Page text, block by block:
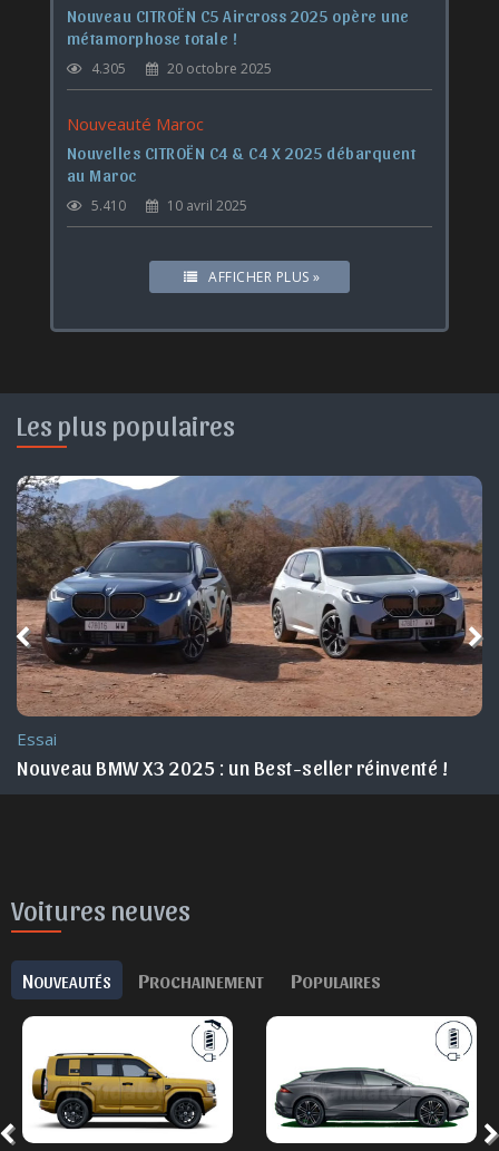
Nouveau CITROËN C5 Aircross 2025 opère une
métamorphose totale !
4.305 20 octobre 2025
Nouveauté Maroc
Nouvelles CITROËN C4 & C4 X 2025 débarquent
au Maroc
5.410 10 avril 2025
AFFICHER PLUS »
Les plus populaires
2025
Essai
Nouveau BMW X3 2025 : un Best-seller réinventé !
Voitures neuves
NOUVEAUTÉS PROCHAINEMENT POPULAIRES